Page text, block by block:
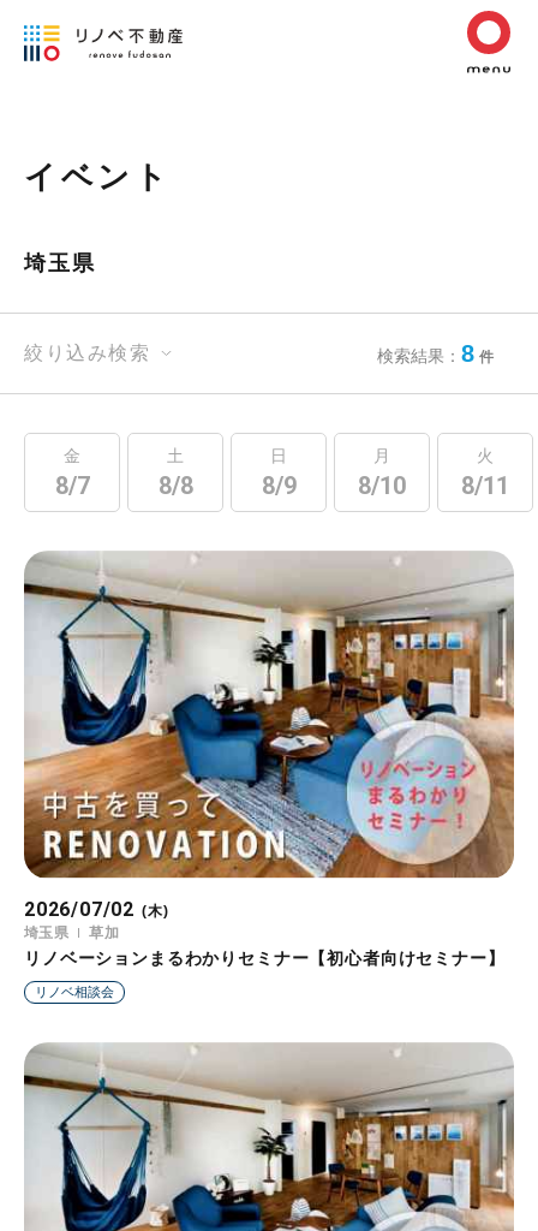
イベント
埼玉県
絞り込み検索 検索結果： 8 件
金
8/7
土
8/8
日
8/9
月
8/10
火
8/11
2026/07/02 (木)
埼玉県
草加
リノベーションまるわかりセミナー【初心者向けセミナー】
リノベ相談会